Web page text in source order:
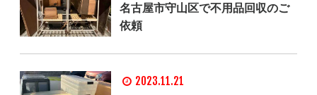
名古屋市守山区で不用品回収のご
依頼
2023.11.21